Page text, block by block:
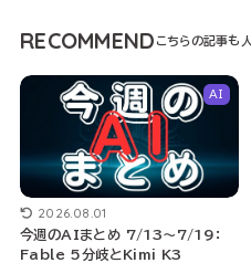
RECOMMEND
AI
2026.08.01
今週のAIまとめ 7/13〜7/19：
Fable 5分岐とKimi K3